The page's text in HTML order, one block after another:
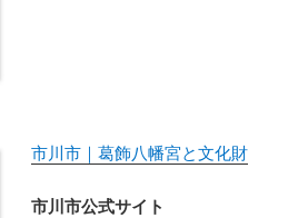
市川市｜葛飾八幡宮と文化財
市川市公式サイト